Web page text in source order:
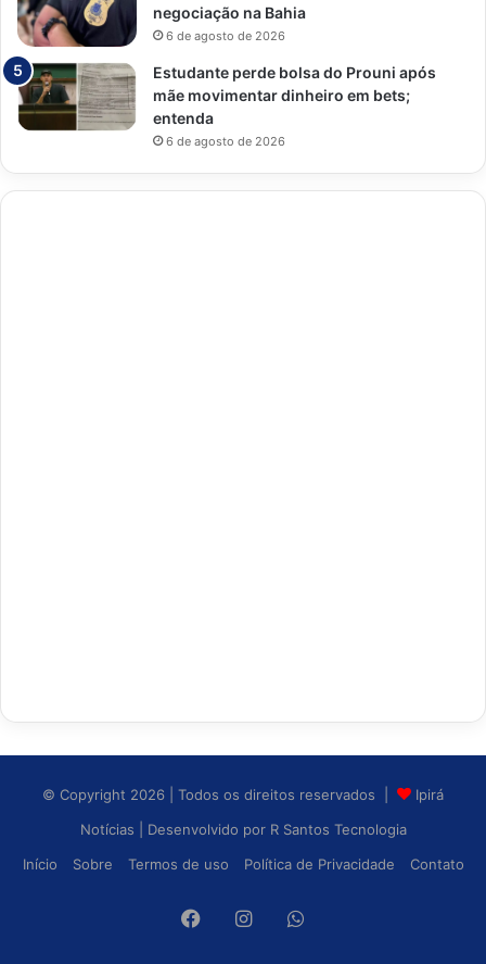
negociação na Bahia
6 de agosto de 2026
Estudante perde bolsa do Prouni após
mãe movimentar dinheiro em bets;
entenda
6 de agosto de 2026
© Copyright 2026 | Todos os direitos reservados |
Ipirá
Notícias
| Desenvolvido por R Santos Tecnologia
Início
Sobre Termos de uso Política de Privacidade Contato
FacebookInstagramWhatsApp